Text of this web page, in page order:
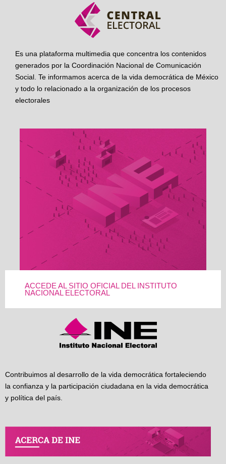
Es una plataforma multimedia que concentra los contenidos
generados por la Coordinación Nacional de Comunicación
Social. Te informamos acerca de la vida democrática de México
y todo lo relacionado a la organización de los procesos
electorales
ACCEDE AL SITIO OFICIAL DEL INSTITUTO
NACIONAL ELECTORAL
Contribuimos al desarrollo de la vida democrática fortaleciendo
la confianza y la participación ciudadana en la vida democrática
y política del país.